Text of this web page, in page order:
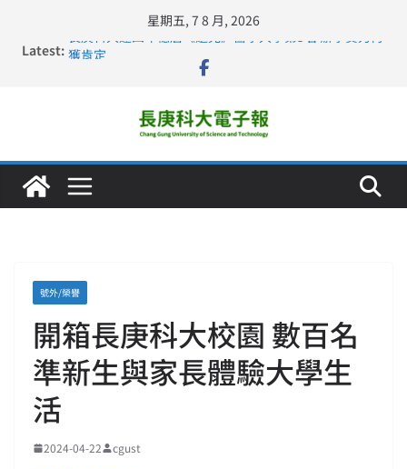
星期五, 7 8 月, 2026
Latest: 長庚科大連四年穩居《遠見》醫學大學第5名 辦學實力再
長庚科大訪凱瑟醫療集團、美容學校收穫豐
跨海築夢 長庚科大赴美直擊健康平權與智慧照護實踐
仁德醫專與長庚科大締結策略聯盟 培育護理尖兵
號外/榮譽
開箱長庚科大校園 數百名
準新生與家長體驗大學生
活
2024-04-22 cgust